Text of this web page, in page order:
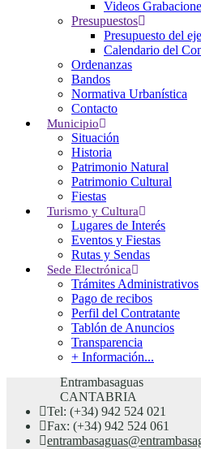
Videos
Presupuestos
Presupuesto del
Calendario del
Ordenanzas
Bandos
Normativa Urbanística
Contacto
Municipio
Situación
Historia
Patrimonio Natural
Patrimonio Cultural
Fiestas
Turismo y Cultura
Lugares de Interés
Eventos y Fiestas
Rutas y Sendas
Sede Electrónica
Trámites Administrativos
Pago de recibos
Perfil del Contratante
Tablón de Anuncios
Transparencia
+ Información...
Con la puesta en funcionamiento de
Catastral (P.I.C.), el ciudadano
fin de obtener certificaciones de los
inmuebles de los que sea titular.
Los interesados podrán solicitar
circunstancia de no figurar como
Base de Datos Nacional del Catastro
catastrales no protegidos de otros
Esta información también puede ser
Dirección General del Catastro
Barrio El Sedillo 9
39715 Entrambasaguas
Cantabria
Tel.: 942 524 021
: lunes a viernes de 9:00 a
Localización
Bº El Sedillo, 9, 39715
Entrambasaguas
CANTABRIA
Tel: (+34) 942 524 021
Fax: (+34) 942 524 061